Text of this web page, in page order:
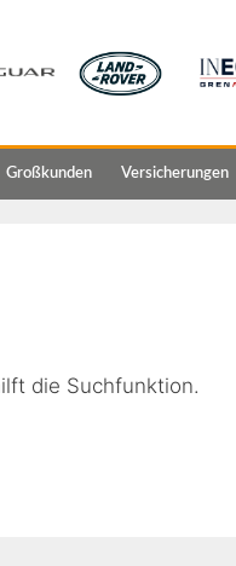
Großkunden Versicherungen
die Suchfunktion.